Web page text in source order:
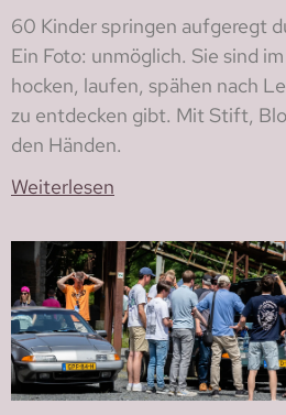
60 Kinder springen aufgeregt
Ein Foto: unmöglich. Sie sind
hocken, laufen, spähen nach
zu entdecken gibt. Mit Stift,
den Händen.
Weiterlesen